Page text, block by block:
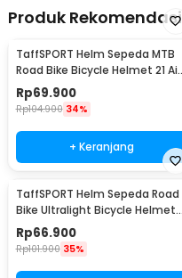
Produk Rekomendasi
TaffSPORT Helm Sepeda MTB
Road Bike Bicycle Helmet 21 Air
Vent - X10
Rp69.900
Rp104.900 34%
+ Keranjang
TaffSPORT Helm Sepeda Road
Bike Ultralight Bicycle Helmet
18 Air Vent - X40
Rp66.900
Rp101.900 35%